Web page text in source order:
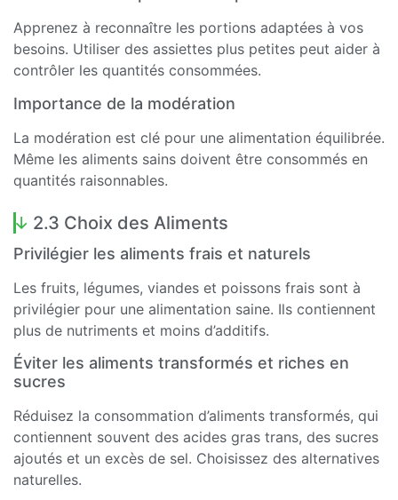
Apprenez à reconnaître les portions adaptées à vos
besoins. Utiliser des assiettes plus petites peut aider à
contrôler les quantités consommées.
Importance de la modération
La modération est clé pour une alimentation équilibrée.
Même les aliments sains doivent être consommés en
quantités raisonnables.
2.3 Choix des Aliments
Privilégier les aliments frais et naturels
Les fruits, légumes, viandes et poissons frais sont à
privilégier pour une alimentation saine. Ils contiennent
plus de nutriments et moins d’additifs.
Éviter les aliments transformés et riches en
sucres
Réduisez la consommation d’aliments transformés, qui
contiennent souvent des acides gras trans, des sucres
ajoutés et un excès de sel. Choisissez des alternatives
naturelles.